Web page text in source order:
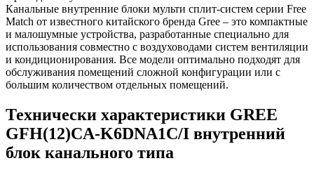
Канальные внутренние блоки мульти сплит-систем серии Free
Match от известного китайского бренда Gree – это компактные
и малошумные устройства, разработанные специально для
использования совместно с воздуховодами систем вентиляции
и кондиционирования. Все модели оптимально подходят для
обслуживания помещений сложной конфигурации или с
большим количеством отдельных помещений.
Технически характеристики GREE
GFH(12)CA-K6DNA1C/I внутренний
блок канального типа